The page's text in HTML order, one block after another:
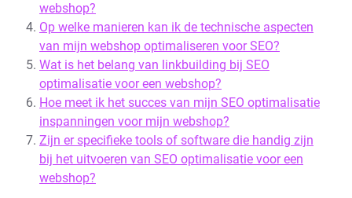
webshop?
Op welke manieren kan ik de technische aspecten
van mijn webshop optimaliseren voor SEO?
Wat is het belang van linkbuilding bij SEO
optimalisatie voor een webshop?
Hoe meet ik het succes van mijn SEO optimalisatie
inspanningen voor mijn webshop?
Zijn er specifieke tools of software die handig zijn
bij het uitvoeren van SEO optimalisatie voor een
webshop?